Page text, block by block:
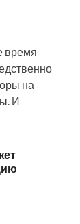
время
на
И